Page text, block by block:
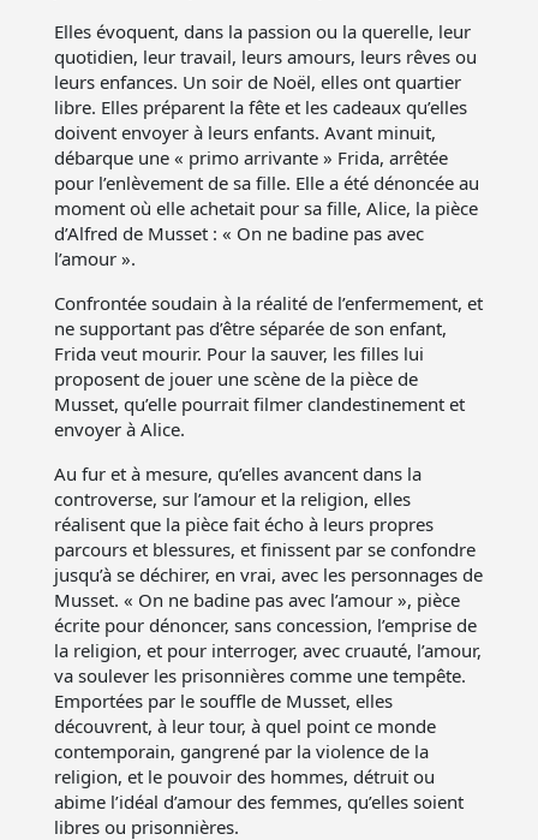
Elles évoquent, dans la passion ou la querelle, leur
quotidien, leur travail, leurs amours, leurs rêves ou
leurs enfances. Un soir de Noël, elles ont quartier
libre. Elles préparent la fête et les cadeaux qu’elles
doivent envoyer à leurs enfants. Avant minuit,
débarque une « primo arrivante » Frida, arrêtée
pour l’enlèvement de sa fille. Elle a été dénoncée au
moment où elle achetait pour sa fille, Alice, la pièce
d’Alfred de Musset : « On ne badine pas avec
l’amour ».
Confrontée soudain à la réalité de l’enfermement, et
ne supportant pas d’être séparée de son enfant,
Frida veut mourir. Pour la sauver, les filles lui
proposent de jouer une scène de la pièce de
Musset, qu’elle pourrait filmer clandestinement et
envoyer à Alice.
Au fur et à mesure, qu’elles avancent dans la
controverse, sur l’amour et la religion, elles
réalisent que la pièce fait écho à leurs propres
parcours et blessures, et finissent par se confondre
jusqu’à se déchirer, en vrai, avec les personnages de
Musset. « On ne badine pas avec l’amour », pièce
écrite pour dénoncer, sans concession, l’emprise de
la religion, et pour interroger, avec cruauté, l’amour,
va soulever les prisonnières comme une tempête.
Emportées par le souffle de Musset, elles
découvrent, à leur tour, à quel point ce monde
contemporain, gangrené par la violence de la
religion, et le pouvoir des hommes, détruit ou
abime l’idéal d’amour des femmes, qu’elles soient
libres ou prisonnières.